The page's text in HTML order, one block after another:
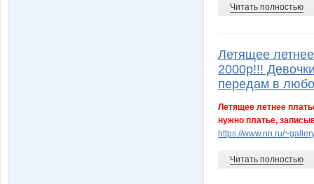
влада белоусова Юлия-
Джаконда Два
Геннадьевна
Читать полностью
Летящее
2000р!!!
передам в
Летящее летнее
нужно платье,
https://www.nn.ru/
Читать полностью